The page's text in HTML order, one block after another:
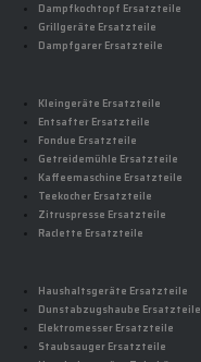
Dampfkochtopf Ersatzteile
Grillgeräte Ersatzteile
Dampfgarer Ersatzteile
Kleingeräte Ersatzteile
Entsafter Ersatzteile
Fondue Ersatzteile
Getreidemühle Ersatzteile
Kaffeemaschine Ersatzteile
Teekocher Ersatzteile
Zitruspresse Ersatzteile
Raclette Ersatzteile
Haushaltsgeräte Ersatzteile
Dunstabzugshaube Ersatzteile
Elektromesser Ersatzteile
Staubsauger Ersatzteile